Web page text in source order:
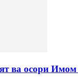
ва осори